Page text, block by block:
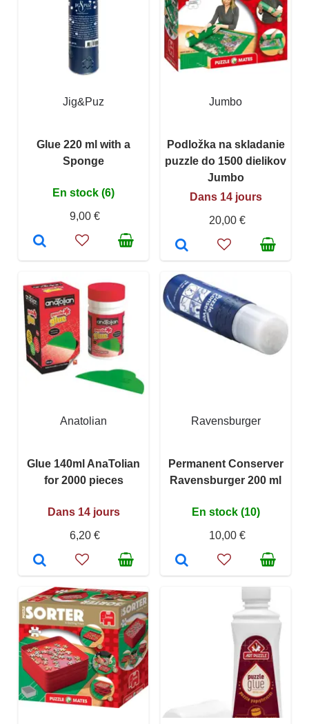
Jig&Puz
Glue 220 ml with a
Sponge
En stock (6)
9,00 €
Jumbo
Podložka na skladanie
puzzle do 1500 dielikov
Jumbo
Dans 14 jours
20,00 €
Anatolian
Glue 140ml AnaTolian
for 2000 pieces
Dans 14 jours
6,20 €
Ravensburger
Permanent Conserver
Ravensburger 200 ml
En stock (10)
10,00 €